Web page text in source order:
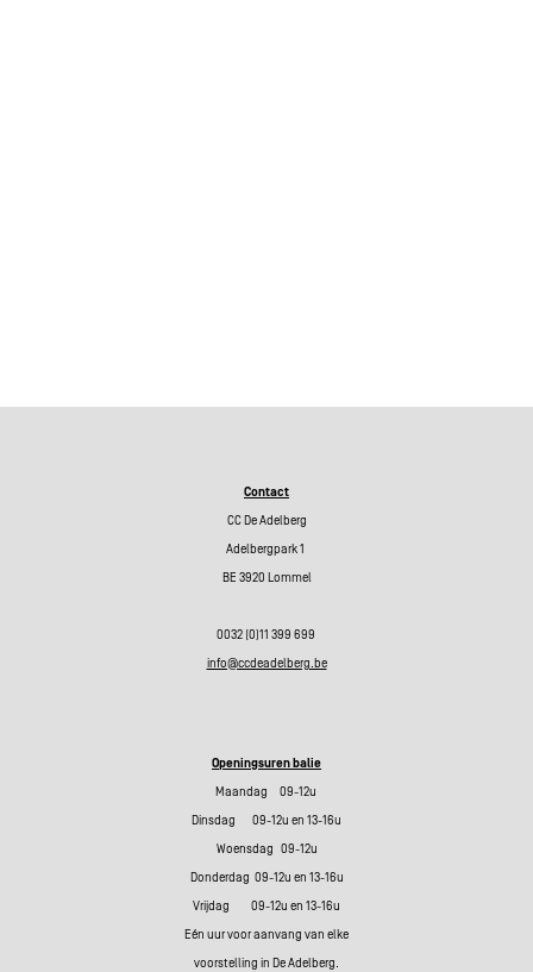
Contact
CC De Adelberg
Adelbergpark 1
BE 3920 Lommel
0032 (0)11 399 699
info@ccdeadelberg.be
Openingsuren balie
Maandag 09-12u
Dinsdag 09-12u en 13-16u
Woensdag 09-12u
Donderdag 09-12u en 13-16u
Vrijdag 09-12u en 13-16u
Eén uur voor aanvang van elke
voorstelling in De Adelberg.